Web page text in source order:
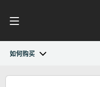
如何购买
Blackmagic Fiber Converters